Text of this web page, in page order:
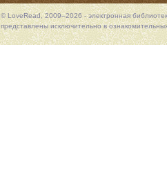
© LoveRead, 2009–2026 - электронная
представлены исключительно в